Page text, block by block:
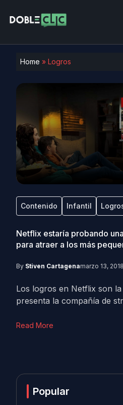
Home » Logros
Contenido Infantil
Netflix estaría probando
para atraer a los más
By Stiven Cartagenamarzo 13, 2018
Los logros en Netflix son
presenta la compañía de
Read More
Popular